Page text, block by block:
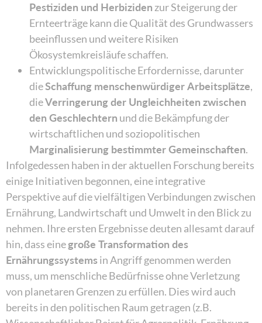
Pestiziden und Herbiziden zur Steigerung der
Ernteerträge kann die Qualität des Grundwassers
beeinflussen und weitere Risiken
Ökosystemkreisläufe schaffen.
Entwicklungspolitische Erfordernisse, darunter
dieSchaffung menschenwürdiger Arbeitsplätze,
dieVerringerung der Ungleichheiten zwischen
den Geschlechtern und die Bekämpfung der
wirtschaftlichen und soziopolitischen
Marginalisierung bestimmter Gemeinschaften.
Infolgedessen haben in der aktuellen Forschung bereits
einige Initiativen begonnen, eine integrative
Perspektive auf die vielfältigen Verbindungen zwischen
Ernährung, Landwirtschaft und Umwelt in den Blick zu
nehmen. Ihre ersten Ergebnisse deuten allesamt darauf
hin, dass einegroße Transformation des
Ernährungssystemsin Angriff genommen werden
muss, um menschliche Bedürfnisse ohne Verletzung
von planetaren Grenzen zu erfüllen. Dies wird auch
bereits in den politischen Raum getragen (z.B.